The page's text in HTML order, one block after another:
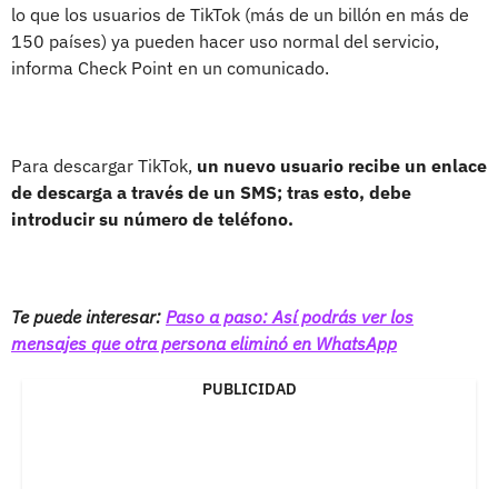
lo que los usuarios de TikTok (más de un billón en más de
150 países) ya pueden hacer uso normal del servicio,
informa Check Point en un comunicado.
Para descargar TikTok, un nuevo usuario recibe un enlace
de descarga a través de un SMS; tras esto, debe
introducir su número de teléfono.
Te puede interesar: Paso a paso: Así podrás ver los
mensajes que otra persona eliminó en WhatsApp
PUBLICIDAD